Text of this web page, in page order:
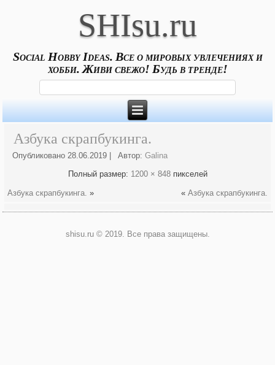
SHIsu.ru
Social Hobby Ideas. Все о мировых увлечениях и
хобби. Живи свежо! Будь в тренде!
Азбука скрапбукинга.
Опубликовано 28.06.2019 Автор: Galina
Полный размер: 1200 × 848пикселей
Азбука скрапбукинга. » « Азбука скрапбукинга.
shisu.ru © 2019. Все права защищены.